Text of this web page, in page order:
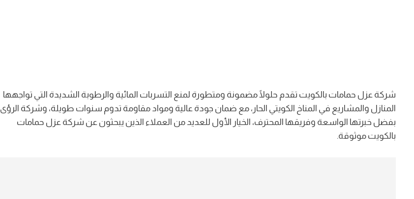
شركة عزل حمامات بالكويت تقدم حلولًا مضمونة ومتطورة لمنع التسربات المائية والرطوبة الشديدة التي تواجهها
المنازل والمشاريع في المناخ الكويتي الحار، مع ضمان جودة عالية ومواد مقاومة تدوم سنوات طويلة، وشركة الرؤى
بفضل خبرتها الواسعة وفريقها المحترف، الخيار الأول للعديد من العملاء الذين يبحثون عن شركة عزل حمامات
بالكويت موثوقة.